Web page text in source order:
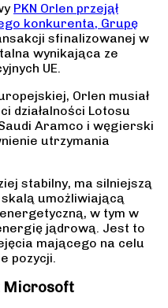
PKN Orlen przejął
konkurenta, Grupę
sfinalizowanej w
wynikająca ze
UE.
Orlen musiał
działalności Lotosu
Aramco i węgierski
utrzymania
stabilny, ma silniejszą
umożliwiającą
w tym w
jądrową. Jest to
mającego na celu
pozycji.
Microsoft